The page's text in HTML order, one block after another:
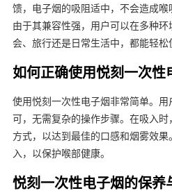
馈，电子烟的吸阻适中，不会造成喉
由于其兼容性强，用户可以在多种
会、旅行还是日常生活中，都能轻松
如何正确使用悦刻一次性
使用悦刻一次性电子烟非常简单。
可，无需复杂的操作步骤。在吸入
方式，以达到最佳的口感和烟雾效
入，以保护喉部健康。
悦刻一次性电子烟的保养